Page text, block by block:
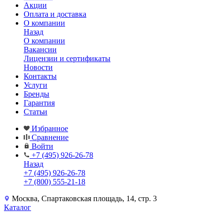
Акции
Оплата и доставка
О компании
Назад
О компании
Вакансии
Лицензии и сертификаты
Новости
Контакты
Услуги
Бренды
Гарантия
Статьи
Избранное
Сравнение
Войти
+7 (495) 926-26-78
Назад
+7 (495) 926-26-78
+7 (800) 555-21-18
Москва, Спартаковская площадь, 14, стр. 3
Каталог